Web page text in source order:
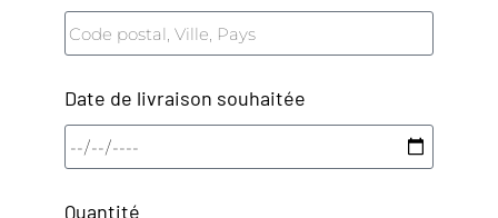
Date de livraison souhaitée
Quantité